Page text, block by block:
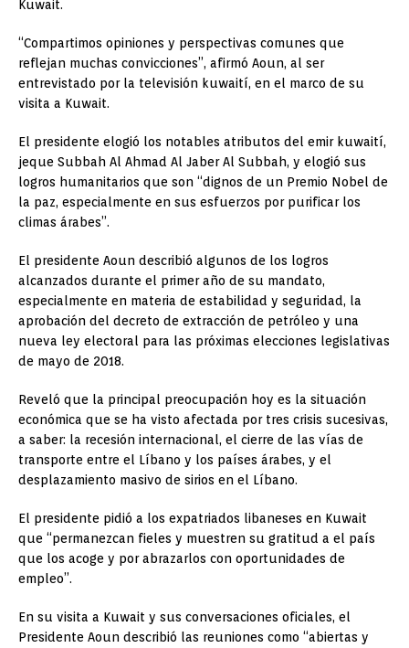
Kuwait.
“Compartimos opiniones y perspectivas comunes que
reflejan muchas convicciones”, afirmó Aoun, al ser
entrevistado por la televisión kuwaití, en el marco de su
visita a Kuwait.
El presidente elogió los notables atributos del emir kuwaití,
jeque Subbah Al Ahmad Al Jaber Al Subbah, y elogió sus
logros humanitarios que son “dignos de un Premio Nobel de
la paz, especialmente en sus esfuerzos por purificar los
climas árabes”.
El presidente Aoun describió algunos de los logros
alcanzados durante el primer año de su mandato,
especialmente en materia de estabilidad y seguridad, la
aprobación del decreto de extracción de petróleo y una
nueva ley electoral para las próximas elecciones legislativas
de mayo de 2018.
Reveló que la principal preocupación hoy es la situación
económica que se ha visto afectada por tres crisis sucesivas,
a saber: la recesión internacional, el cierre de las vías de
transporte entre el Líbano y los países árabes, y el
desplazamiento masivo de sirios en el Líbano.
El presidente pidió a los expatriados libaneses en Kuwait
que “permanezcan fieles y muestren su gratitud a el país
que los acoge y por abrazarlos con oportunidades de
empleo”.
En su visita a Kuwait y sus conversaciones oficiales, el
Presidente Aoun describió las reuniones como “abiertas y